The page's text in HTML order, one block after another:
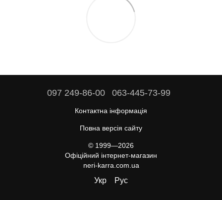
097 249-86-00 063-445-73-99
Контактна інформація
Повна версія сайту
© 1999—2026
Офіційний інтернет-магазин
neri-karra.com.ua
Укр Рус